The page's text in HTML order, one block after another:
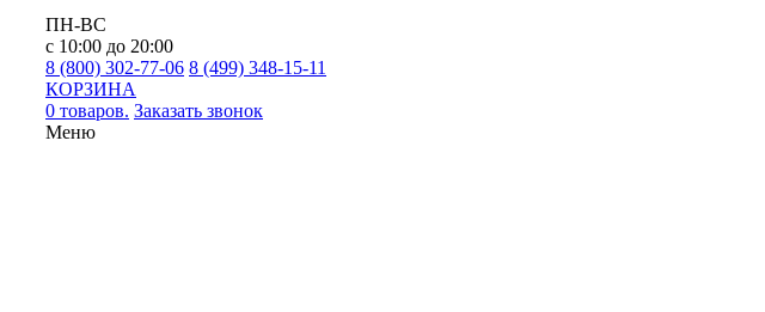
ПН-ВС
с 10:00 до 20:00
8 (800) 302-77-06 8 (499) 348-15-11
КОРЗИНА
0 товаров. Заказать звонок
Меню